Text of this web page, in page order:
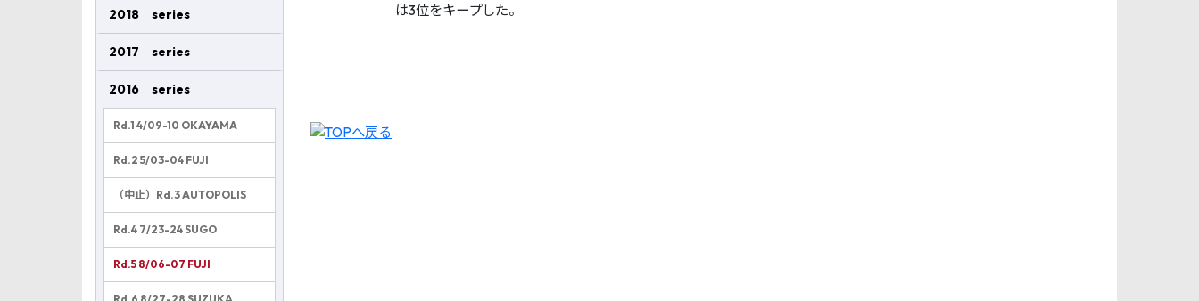
2018 series
2017 series
2016 series
Rd.1 4/09-10 OKAYAMA
Rd.2 5/03-04 FUJI
（中止）Rd.3 AUTOPOLIS
Rd.4 7/23-24 SUGO
Rd.5 8/06-07 FUJI
は3位をキープした。